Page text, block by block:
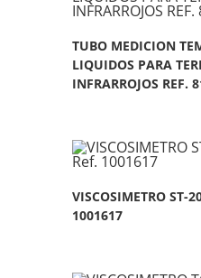
TUBO MEDICION
LIQUIDOS PARA
INFRARROJOS REF.
VISCOSIMETRO ST-
1001617